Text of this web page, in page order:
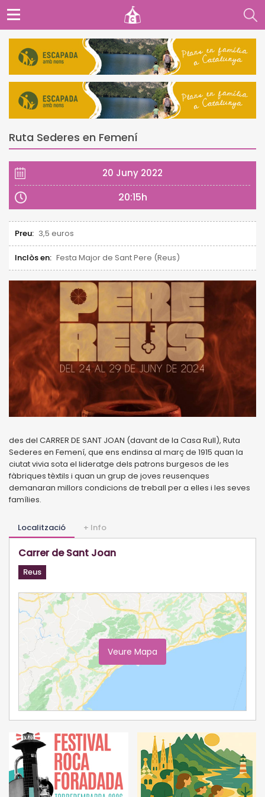
Ruta Sederes en Femení
20 Juny 2022
20:15h
Preu: 3,5 euros
Inclòs en: Festa Major de Sant Pere (Reus)
des del CARRER DE SANT JOAN (davant de la Casa Rull), Ruta
Sederes en Femení, que ens endinsa al març de 1915 quan la
ciutat vivia sota el lideratge dels patrons burgesos de les
fàbriques tèxtils i quan un grup de joves reusenques
demanaran millors condicions de treball per a elles i les seves
famílies.
Localització + Info
Carrer de Sant Joan
Reus
Veure Mapa